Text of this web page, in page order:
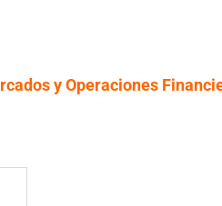
y Operaciones